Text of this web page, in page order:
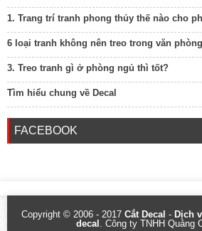
1. Trang trí tranh phong thủy thế nào cho
6 loại tranh không nên treo trong văn phòng
3. Treo tranh gì ở phòng ngủ thì tốt?
Tìm hiểu chung về Decal
FACEBOOK
Copyright © 2006 - 2017 Cắt Decal - Dịch
decal . Công ty TNHH Quảng